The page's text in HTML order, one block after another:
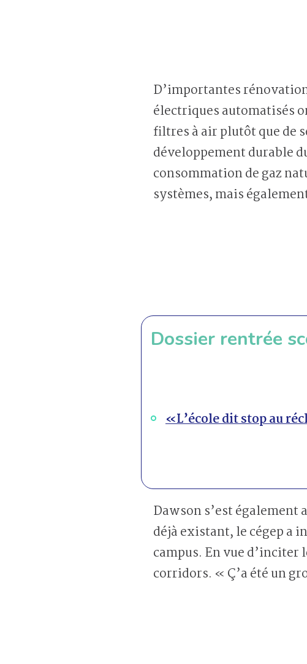
D’importantes
électriques automatisés
filtres à air plutôt que de
développement durable
consommation de gaz
systèmes, mais
Dossier rentrée
«L’école dit stop au
Dawson s’est
déjà existant, le cégep a
campus. En vue d’inciter
corridors. « Ç’a été un